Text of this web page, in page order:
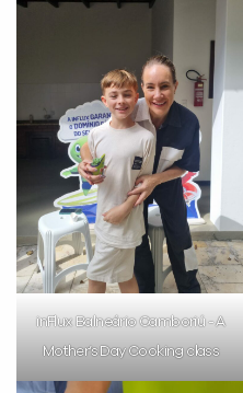
inFlux Balneário Camboriú - A
Mother’s Day Cooking class